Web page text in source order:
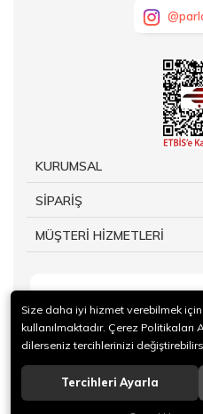
KURUMSAL
SİPARİŞ
MÜŞTERİ HİZMETLERİ
© 2019 TAKİ
Size daha iyi hizmet verebilmek
kullanılmaktadır. Çerez Politikaları
dilerseniz tercihlerinizi
Tercihleri Ayarla